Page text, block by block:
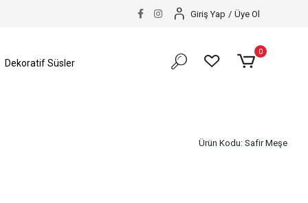
Giriş Yap / Üye Ol
Dekoratif Süsler
0
Ürün Kodu: Safir Meşe